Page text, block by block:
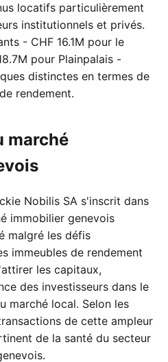
locatifs particulièrement
institutionnels et privés.
- CHF 16.1M pour le
pour Plainpalais -
distinctes en termes de
rendement.
marché
Nobilis SA s'inscrit dans
immobilier genevois
malgré les défis
immeubles de rendement
les capitaux,
des investisseurs dans le
marché local. Selon les
de cette ampleur
de la santé du secteur